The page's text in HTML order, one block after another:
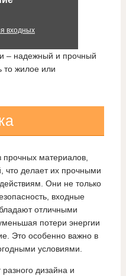
входных
– надежный и прочный
то жилое или
прочных материалов,
что делает их прочными
Они не только
входные
отличными
потери энергии
Это особенно важно в
условиями.
дизайна и